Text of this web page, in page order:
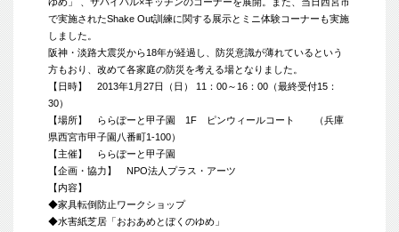
で実施されたShake Out訓練に関する展示とミニ体験コーナーも実施
しました。
阪神・淡路大震災から18年が経過し、防災意識が薄れているという
方もおり、改めて各家庭の防災を考える場となりました。
【日時】 2013年1月27日（日） 11：00～16：00（最終受付15：
30）
【場所】 ららぽーと甲子園 1F ピンウィールコート （兵庫
県西宮市甲子園八番町1-100）
【主催】 ららぽーと甲子園
【企画・協力】 NPO法人プラス・アーツ
【内容】
◆家具転倒防止ワークショップ
◆水害紙芝居「おおあめとぼくのゆめ」